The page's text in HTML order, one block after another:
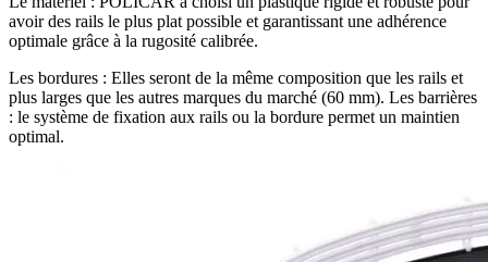
avoir des rails le plus plat possible et garantissant une adhérence
optimale grâce à la rugosité calibrée.
Les bordures : Elles seront de la même composition que les rails et
plus larges que les autres marques du marché (60 mm). Les barrières
: le système de fixation aux rails ou la bordure permet un maintien
optimal.